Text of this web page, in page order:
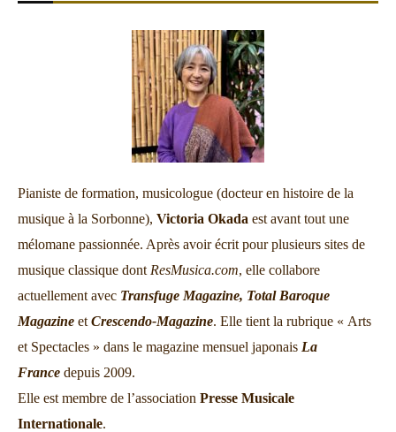
Pianiste de formation, musicologue (docteur en histoire de la
musique à la Sorbonne), Victoria Okada est avant tout une
mélomane passionnée. Après avoir écrit pour plusieurs sites de
musique classique dont ResMusica.com, elle collabore
actuellement avec Transfuge Magazine, Total Baroque
Magazine et Crescendo-Magazine. Elle tient la rubrique « Arts
et Spectacles » dans le magazine mensuel japonais La
France depuis 2009.
Elle est membre de l’association Presse Musicale
Internationale.